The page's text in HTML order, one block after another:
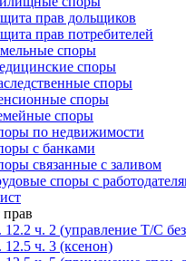
прав дольщиков
прав потребителей
споры
споры
споры
споры
споры
по недвижимости
с банками
связанные с заливом
споры с
прав
12.2 ч. 2 (управление Т/С
12.5 ч. 3 (ксенон)